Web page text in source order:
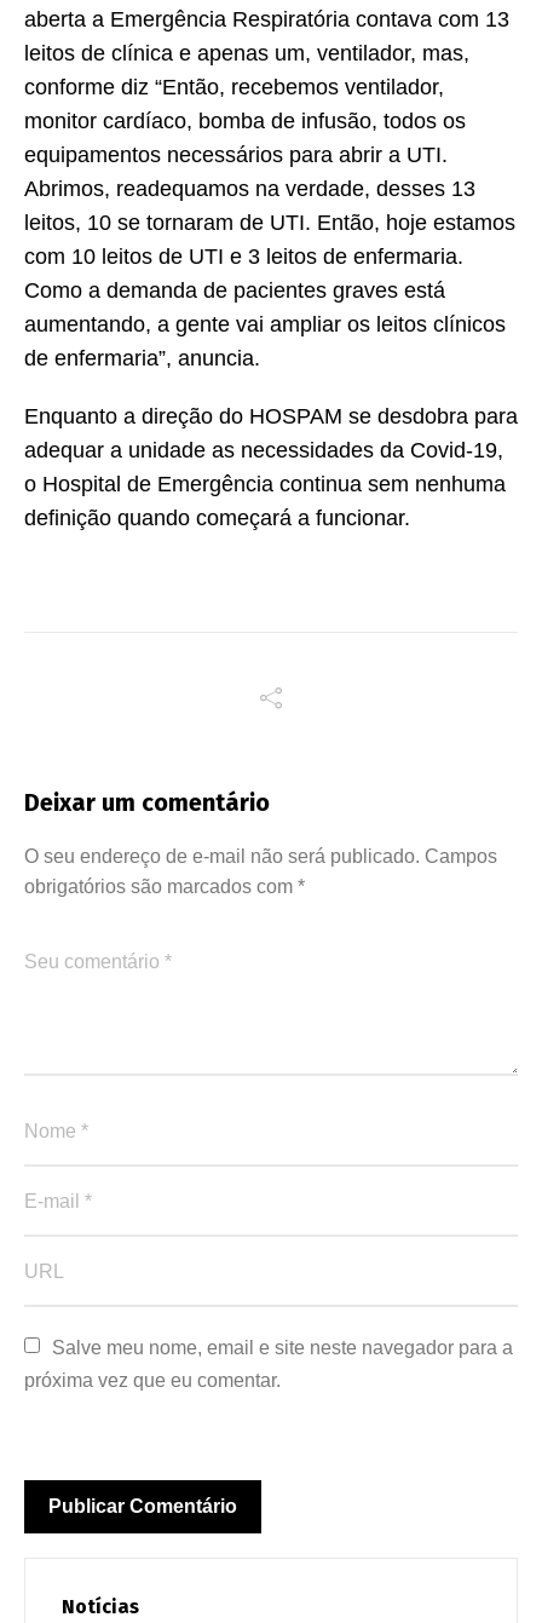
aberta a Emergência Respiratória contava com 13
leitos de clínica e apenas um, ventilador, mas,
conforme diz “Então, recebemos ventilador,
monitor cardíaco, bomba de infusão, todos os
equipamentos necessários para abrir a UTI.
Abrimos, readequamos na verdade, desses 13
leitos, 10 se tornaram de UTI. Então, hoje estamos
com 10 leitos de UTI e 3 leitos de enfermaria.
Como a demanda de pacientes graves está
aumentando, a gente vai ampliar os leitos clínicos
de enfermaria”, anuncia.
Enquanto a direção do HOSPAM se desdobra para
adequar a unidade as necessidades da Covid-19,
o Hospital de Emergência continua sem nenhuma
definição quando começará a funcionar.
Deixar um comentário
O seu endereço de e-mail não será publicado. Campos
obrigatórios são marcados com *
Salve meu nome, email e site neste navegador para a
próxima vez que eu comentar.
Notícias